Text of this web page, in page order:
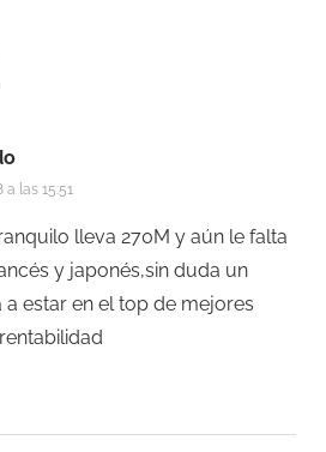
las 15:51
lleva 270M y aún le falta
y japonés,sin duda un
a estar en el top de mejores